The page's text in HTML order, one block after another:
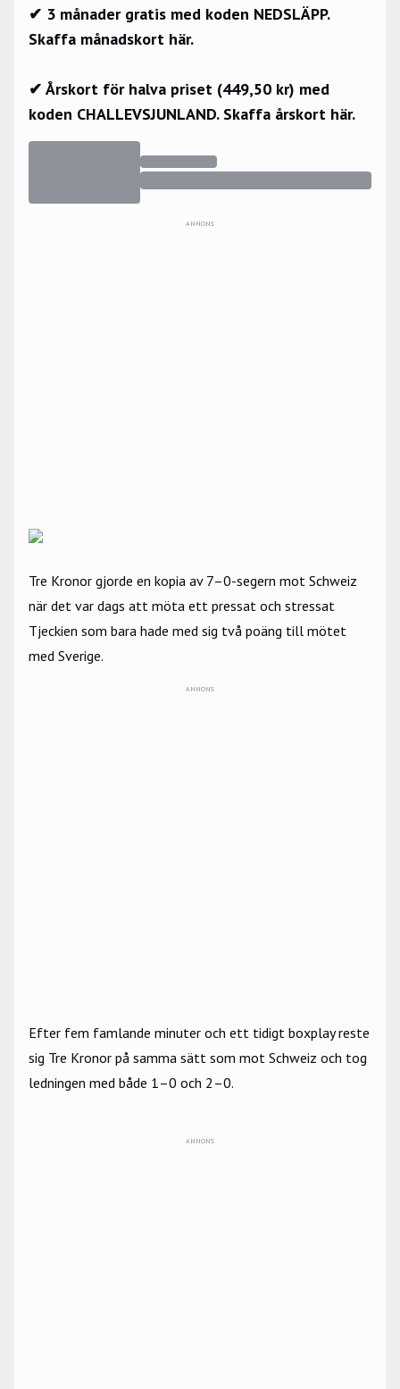
✔ 3 månader gratis med koden NEDSLÄPP.
Skaffa månadskort här.
✔ Årskort för halva priset (449,50 kr) med
koden CHALLEVSJUNLAND. Skaffa årskort här.
ANNONS
Tre Kronor gjorde en kopia av 7–0-segern mot Schweiz
när det var dags att möta ett pressat och stressat
Tjeckien som bara hade med sig två poäng till mötet
med Sverige.
ANNONS
Efter fem famlande minuter och ett tidigt boxplay reste
sig Tre Kronor på samma sätt som mot Schweiz och tog
ledningen med både 1–0 och 2–0.
ANNONS